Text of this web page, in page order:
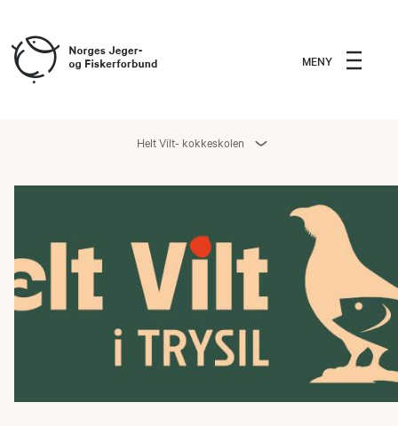
MENY
Helt Vilt- kokkeskolen